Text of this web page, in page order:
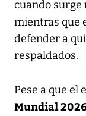
cuando surge
mientras que
defender a
respaldados.
Pese a que el
Mundial